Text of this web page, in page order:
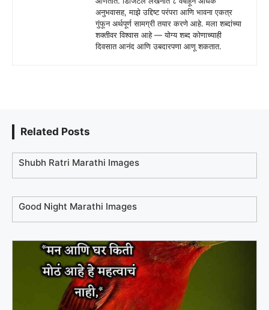
अनुभवासह, माझे उद्दिष्ट परंपरा आणि भावना एकत्र
गुंफून अर्थपूर्ण सामग्री तयार करणे आहे. मला शब्दांच्या
शक्तीवर विश्वास आहे — योग्य शब्द कोणाच्याही
दिवसात आनंद आणि उबदारपणा आणू शकतात.
Related Posts
Shubh Ratri Marathi Images
Good Night Marathi Images